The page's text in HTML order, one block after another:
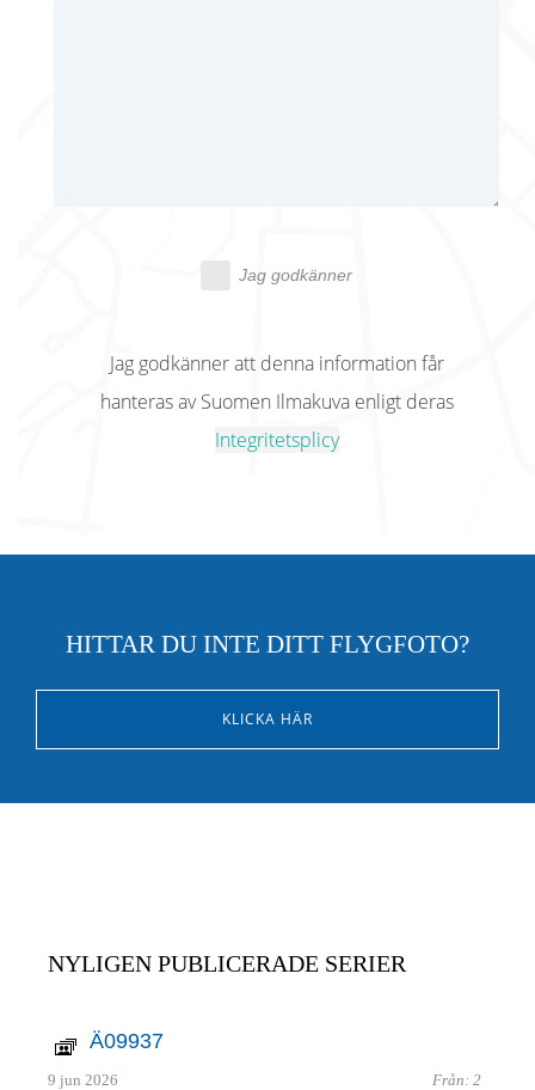
Jag godkänner
Jag godkänner att denna information får
hanteras av Suomen Ilmakuva enligt deras
Integritetsplicy
HITTAR DU INTE DITT FLYGFOTO?
KLICKA HÄR
NYLIGEN PUBLICERADE SERIER
Ä09937
9 jun 2026 Från: 2